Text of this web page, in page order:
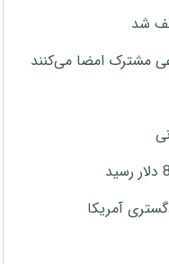
شد
مشترک امضا می‌کنند